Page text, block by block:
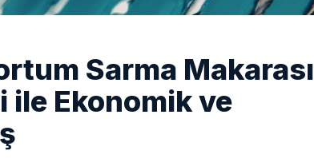
Sarma Makarası
ile Ekonomik ve